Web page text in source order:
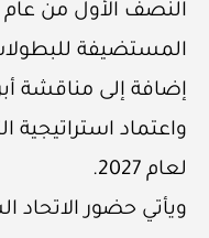
إضافة إلى مناقشة
واعتماد استراتيجية
لعام 2027.
ويأتي حضور الاتحاد